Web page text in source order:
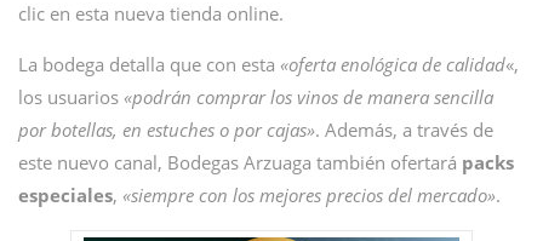
clic en esta nueva tienda online.
La bodega detalla que con esta «oferta enológica de calidad«,
los usuarios «podrán comprar los vinos de manera sencilla
por botellas, en estuches o por cajas». Además, a través de
este nuevo canal, Bodegas Arzuaga también ofertará packs
especiales, «siempre con los mejores precios del mercado».